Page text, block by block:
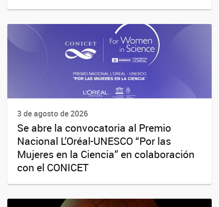
3 de agosto de 2026
Se abre la convocatoria al Premio
Nacional L’Oréal-UNESCO “Por las
Mujeres en la Ciencia” en colaboración
con el CONICET